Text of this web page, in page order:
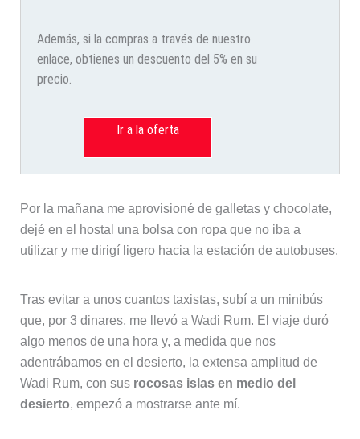
Además, si la compras a través de nuestro
enlace, obtienes un descuento del 5% en su
precio.
Ir a la oferta
Por la mañana me aprovisioné de galletas y chocolate,
dejé en el hostal una bolsa con ropa que no iba a
utilizar y me dirigí ligero hacia la estación de autobuses.
Tras evitar a unos cuantos taxistas, subí a un minibús
que, por 3 dinares, me llevó a Wadi Rum. El viaje duró
algo menos de una hora y, a medida que nos
adentrábamos en el desierto, la extensa amplitud de
Wadi Rum, con sus rocosas islas en medio del
desierto, empezó a mostrarse ante mí.